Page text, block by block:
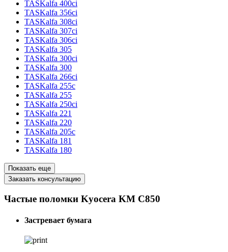
TASKalfa 400ci
TASKalfa 356ci
TASKalfa 308ci
TASKalfa 307ci
TASKalfa 306ci
TASKalfa 305
TASKalfa 300ci
TASKalfa 300
TASKalfa 266ci
TASKalfa 255c
TASKalfa 255
TASKalfa 250ci
TASKalfa 221
TASKalfa 220
TASKalfa 205c
TASKalfa 181
TASKalfa 180
Показать еще
Заказать консультацию
Частые поломки Kyocera KM C850
Застревает бумага